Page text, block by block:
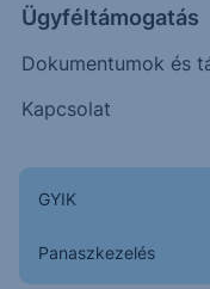
Ügyféltámogatás
Dokumentumok és
Kapcsolat
GYIK
Panaszkezelés
29.50
29.75
Napon belüli